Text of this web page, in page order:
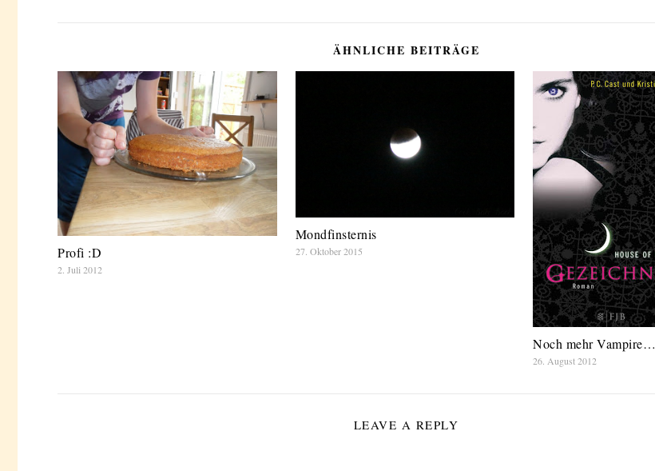
ÄHNLICHE BEITRÄGE
Profi :D
2. Juli 2012
Mondfinsternis
27. Oktober 2015
Noch mehr Vampire…
26. August 2012
LEAVE A REPLY